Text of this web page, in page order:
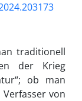
traditionell
der Krieg
ob man
von